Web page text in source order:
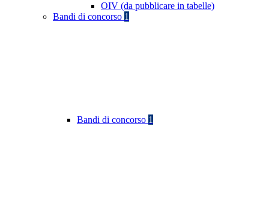
OIV (da pubblicare in tabelle)
Bandi di concorso 1
Bandi di concorso 1